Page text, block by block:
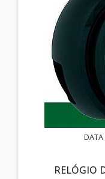
RELÓGIO